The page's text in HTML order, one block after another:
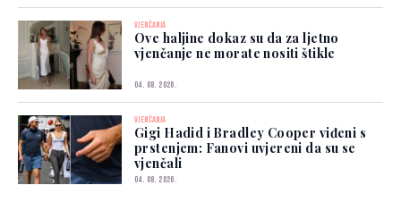
VJENČANJA
Ove haljine dokaz su da za ljetno
vjenčanje ne morate nositi štikle
04. 08. 2026.
VJENČANJA
Gigi Hadid i Bradley Cooper viđeni s
prstenjem: Fanovi uvjereni da su se
vjenčali
04. 08. 2026.